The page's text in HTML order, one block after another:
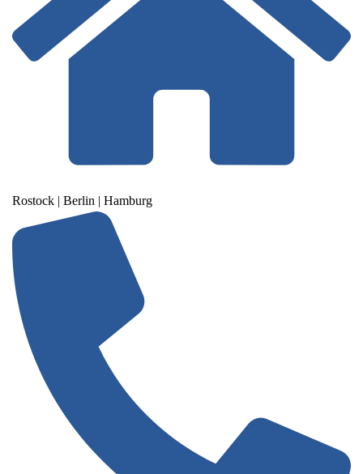
Rostock | Berlin | Hamburg